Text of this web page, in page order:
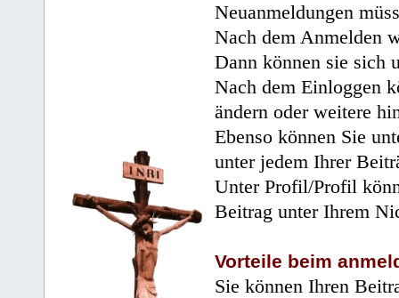
Neuanmeldungen
Nach dem Anmelden
Dann können sie sich
Nach dem Einloggen
ändern oder weitere
Ebenso können Sie
unter jedem Ihrer
Unter Profil/Profil
Beitrag unter Ihrem
Vorteile beim
Sie können Ihren